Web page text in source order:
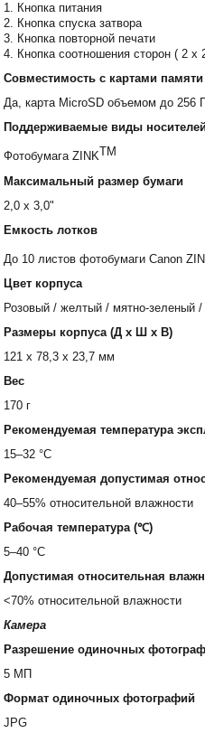
1. Кнопка питания
2. Кнопка спуска затвора
3. Кнопка повторной печати
4. Кнопка соотношения сторон ( 2 x
Совместимость с картами памяти
Да, карта MicroSD объемом до 256
Поддерживаемые виды носителей
Фотобумага ZINKTM
Максимальный размер бумаги
2,0 x 3,0"
Емкость лотков
До 10 листов фотобумаги Canon
Цвет корпуса
Розовый / желтый / мятно-зеленый
Размеры корпуса (Д х Ш х В)
121 x 78,3 x 23,7 мм
Вес
170 г
Рекомендуемая температура
15–32 °C
Рекомендуемая допустимая
40–55% относительной влажности
Рабочая температура (℃)
5–40 °C
Допустимая относительная
<70% относительной влажности
Камера
Разрешение одиночных
5 МП
Формат одиночных фотографий
JPG